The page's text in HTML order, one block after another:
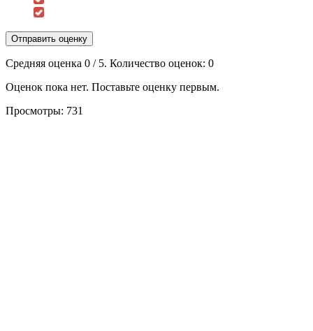
Отправить оценку
Средняя оценка 0 / 5. Количество оценок: 0
Оценок пока нет. Поставьте оценку первым.
Просмотры: 731